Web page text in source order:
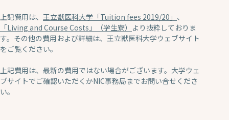
上記費用は、 王立獣医科大学「Tuition fees 2019/20」 、
「Living and Course Costs」（学生寮） より抜粋しておりま
す。その他の費用および詳細は、王立獣医科大学ウェブサイト
をご覧ください。
上記費用は、最新の費用ではない場合がございます。大学ウェ
ブサイトでご確認いただくかNIC事務局までお問い合せくださ
い。